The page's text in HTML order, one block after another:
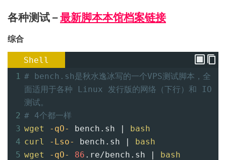
各种测试 –最新脚本本馆档案链接
综合
Shell
1 # bench.sh是秋水逸冰写的一个VPS测试脚本，全
面适用于各种 Linux 发行版的网络（下行）和 IO
测试。
2 # 4个都一样
3 wget -qO- bench.sh |
bash
4 curl -Lso- bench.sh |
bash
5 wget -qO- 86 .re/bench.sh | bash